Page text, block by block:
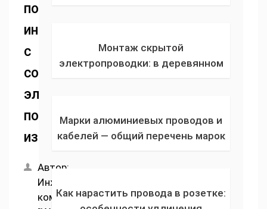
пошаговая
инструкция
с
советами
электрика
по
изготовлению
Автор:
Инженерная
компания
Монтаж скрытой
электропроводки: в деревянном
Марки алюминиевых проводов и
кабелей — общий перечень марок
Как нарастить провода в розетке: